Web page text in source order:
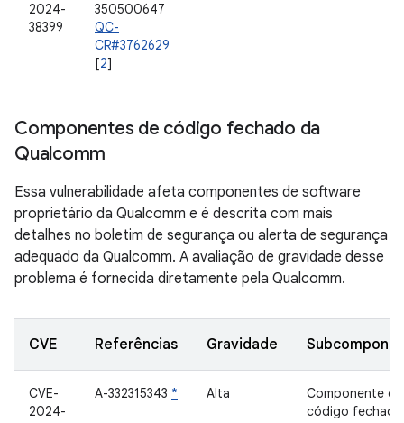
2024-
38399
350500647
QC-
CR#3762629
[2]
Componentes de código fechado da
Qualcomm
Essa vulnerabilidade afeta componentes de software
proprietário da Qualcomm e é descrita com mais
detalhes no boletim de segurança ou alerta de segurança
adequado da Qualcomm. A avaliação de gravidade desse
problema é fornecida diretamente pela Qualcomm.
CVE Referências Gravidade
CVE-
2024-
A-332315343 * Alta
Componente de
código fechado